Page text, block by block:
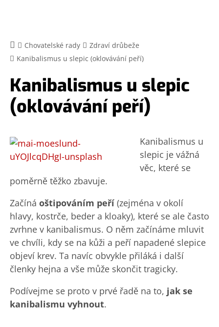
Chovatelské rady
Zdraví drůbeže
Kanibalismus u slepic (oklovávání peří)
Kanibalismus u slepic
(oklovávání peří)
Kanibalismus u
slepic je vážná
věc, které se
poměrně těžko zbavuje.
Začíná oštipováním peří (zejména v okolí
hlavy, kostrče, beder a kloaky), které se ale často
zvrhne v kanibalismus. O něm začínáme mluvit
ve chvíli, kdy se na kůži a peří napadené slepice
objeví krev. Ta navíc obvykle přiláká i další
členky hejna a vše může skončit tragicky.
Podívejme se proto v prvé řadě na to, jak se
kanibalismu vyhnout.